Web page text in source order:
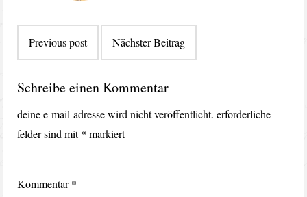
Previous post Nächster Beitrag
Schreibe einen Kommentar
deine e-mail-adresse wird nicht veröffentlicht. erforderliche
felder sind mit* markiert
Kommentar*